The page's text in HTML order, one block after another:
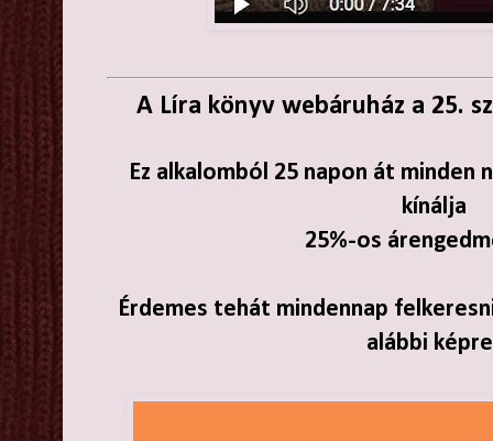
A Líra könyv webáruház a 25.
Ez alkalomból 25 napon át minden
kínálja
25%-os
Érdemes tehát mindennap
alábbi